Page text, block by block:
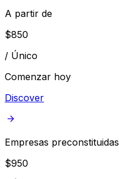
A partir de
$850
/ Único
Comenzar hoy
Discover
Empresas preconstituidas
$950